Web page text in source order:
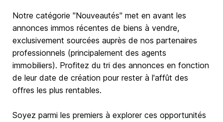
Notre catégorie "Nouveautés" met en avant les
annonces immos récentes de biens à vendre,
exclusivement sourcées auprès de nos partenaires
professionnels (principalement des agents
immobiliers). Profitez du tri des annonces en fonction
de leur date de création pour rester à l'affût des
offres les plus rentables.
Soyez parmi les premiers à explorer ces opportunités